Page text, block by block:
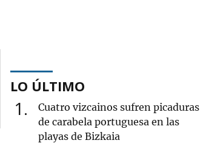
LO ÚLTIMO
1
Cuatro vizcainos sufren picaduras
de carabela portuguesa en las
playas de Bizkaia